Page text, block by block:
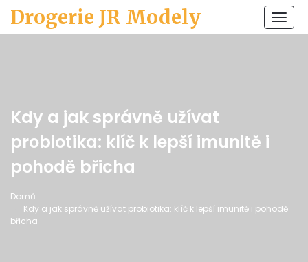
Drogerie JR Modely
Kdy a jak správně užívat
probiotika: klíč k lepší imunitě i
pohodě břicha
Domů
Kdy a jak správně užívat probiotika: klíč k lepší imunitě i pohodě
břicha